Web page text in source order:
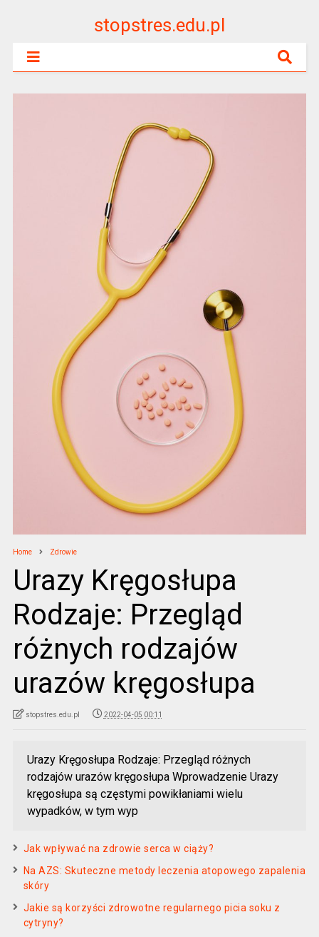
stopstres.edu.pl
Home Zdrowie
Urazy Kręgosłupa
Rodzaje: Przegląd
różnych rodzajów
urazów kręgosłupa
stopstres.edu.pl 2022-04-05 00:11
Urazy Kręgosłupa Rodzaje: Przegląd różnych
rodzajów urazów kręgosłupa Wprowadzenie Urazy
kręgosłupa są częstymi powikłaniami wielu
wypadków, w tym wyp
Jak wpływać na zdrowie serca w ciąży?
Na AZS: Skuteczne metody leczenia atopowego zapalenia
skóry
Jakie są korzyści zdrowotne regularnego picia soku z
cytryny?